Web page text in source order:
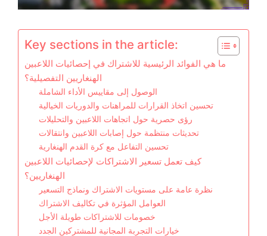
Key sections in the article:
ما هي الفوائد الرئيسية للاشتراك في إحصائيات اللاعبين
الهنغاريين التفصيلية؟
الوصول إلى مقاييس الأداء الشاملة
تحسين اتخاذ القرارات للمراهنات والدوريات الخيالية
رؤى حصرية حول اتجاهات اللاعبين والتحليلات
تحديثات منتظمة حول إصابات اللاعبين وانتقالات
تحسين التفاعل مع كرة القدم الهنغارية
كيف تعمل تسعير الاشتراكات لإحصائيات اللاعبين
الهنغاريين؟
نظرة عامة على مستويات الاشتراك ونماذج التسعير
العوامل المؤثرة في تكاليف الاشتراك
خصومات للاشتراكات طويلة الأجل
خيارات التجربة المجانية للمشتركين الجدد